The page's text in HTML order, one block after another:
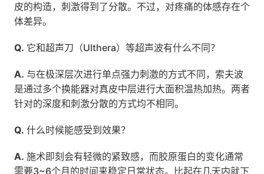
皮的构造，刺激得到了分散。不过，对疼痛的体感存在个
体差异。
Q. 它和超声刀（Ulthera）等超声波有什么不同？
A. 与在极深层次进行单点强力刺激的方式不同，索夫波
是通过多个换能器对真皮中层进行大面积温热加热。两者
针对的深度和刺激分散的方式均不相同。
Q. 什么时候能感受到效果？
A. 施术即刻会有轻微的紧致感，而胶原蛋白的变化通常
需要3~6个月的时间来稳定日常状态。比起在几天内就下